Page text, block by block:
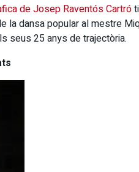
de Josep Raventós Cartró
la dansa popular al mestre
seus 25 anys de trajectòria.